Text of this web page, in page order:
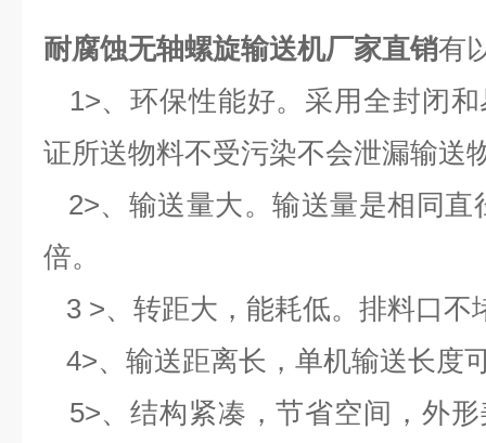
耐腐蚀无轴螺旋输送机厂家直销有
1>、环保性能好。采用全封闭
证所送物料不受污染不会泄漏输送
2>、输送量大。输送量是相同直
倍。
3 >、转距大，能耗低。排料口不
4>、输送距离长，单机输送长度
5>、结构紧凑，节省空间，外